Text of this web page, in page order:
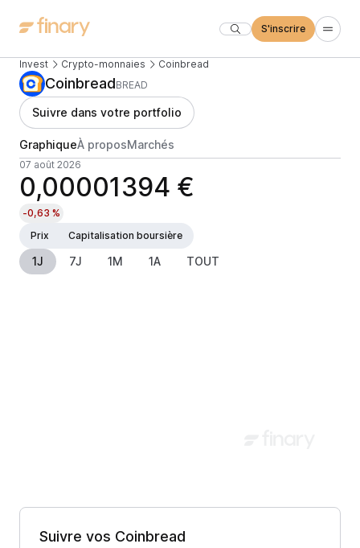
S'inscrire
Invest Crypto-monnaies Coinbread
CoinbreadBREAD
Suivre dans votre portfolio
GraphiqueÀ proposMarchés
07 août 2026
0,00001394 €
-0,63 %
Prix
Capitalisation boursière
1J 7J 1M 1A TOUT
Suivre vos Coinbread